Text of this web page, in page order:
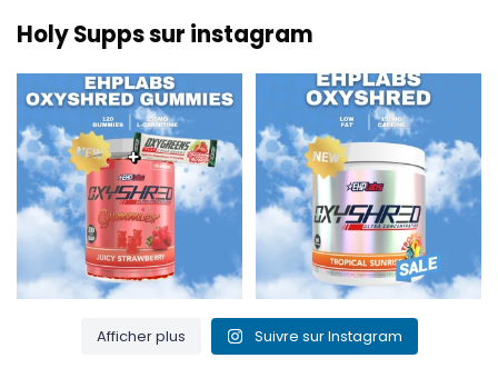
Holy Supps sur instagram
Nouveau chez Holy Supps 🍬⚡
Les gommes OxyShred...
3 0
Faible teneur en matières
grasses et 150 mg de
0 2
Afficher plus Suivre sur Instagram